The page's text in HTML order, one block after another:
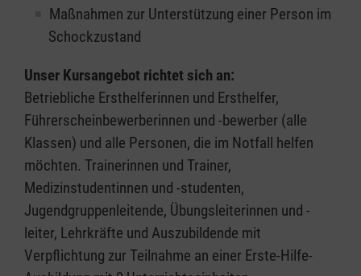
Maßnahmen zur Unterstützung einer Person im
Schockzustand
Unser Kursangebot richtet sich an:
Betriebliche Ersthelferinnen und Ersthelfer,
Führerscheinbewerberinnen und -bewerber (alle
Klassen) und alle Personen, die im Notfall helfen
möchten. Trainerinnen und Trainer,
Medizinstudentinnen und -studenten,
Jugendgruppenleitende, Übungsleiterinnen und -
leiter, Lehrkräfte und Auszubildende mit
Verpflichtung zur Teilnahme an einer Erste-Hilfe-